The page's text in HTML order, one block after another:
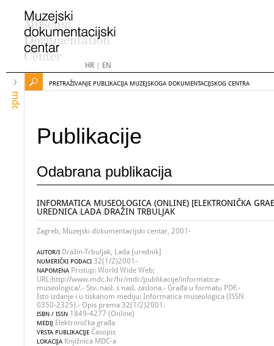
HR| EN
mdc
PRETRAŽIVANJE PUBLIKACIJA MUZEJSKOGA DOKUMENTACIJSKOG CENTRA
Publikacije
Odabrana publikacija
INFORMATICA MUSEOLOGICA (ONLINE) [ELEKTRONIČKA
UREDNICA LADA DRAŽIN TRBULJAK
Zagreb, Muzejski dokumentacijski centar, 2001-
AUTOR/I Dražin-Trbuljak, Lada [urednik]
NUMERIČKI PODACI 32(1/2)2001-
NAPOMENA Pristup: World Wide Web;
URL:http://www.mdc.hr/hr/mdc/publikacije/informatica-
museologica/.- Stv. nasl. s nasl. zaslona.- Građa u formatu PDF.-
Isto izdanje i u tiskanom mediju: Informatica museologica (ISSN
0350-2325).- Opis prema 32(1/2)2001.
ISBN / ISSN 1849-4277 (Online)
MEDIJ Elektronička građa
VRSTA PUBLIKACIJE Časopis
LOKACIJA Knjižnica MDC-a